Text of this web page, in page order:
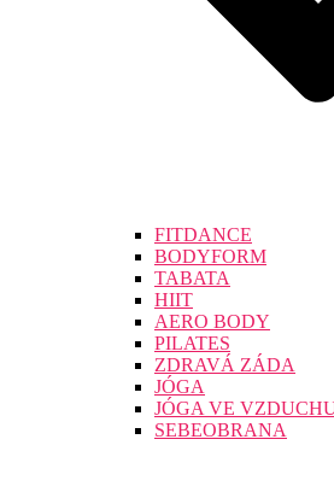
FITDANCE
BODYFORM
TABATA
HIIT
AERO BODY
PILATES
ZDRAVÁ ZÁDA
JÓGA
JÓGA VE
SEBEOBRANA